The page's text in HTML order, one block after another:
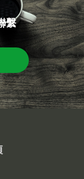
繫